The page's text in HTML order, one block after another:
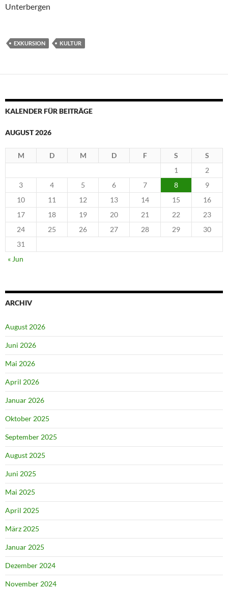
Unterbergen
EXKURSION KULTUR
KALENDER FÜR BEITRÄGE
AUGUST 2026
M D M D F S
S
1
2
3
4 5 6 7 8
9
10
11 12 13 14 15
16
17
18 19 20 21 22
23
24
25 26 27 28 29
30
31
« Jun
ARCHIV
August 2026
Juni 2026
Mai 2026
April 2026
Januar 2026
Oktober 2025
September 2025
August 2025
Juni 2025
Mai 2025
April 2025
März 2025
Januar 2025
Dezember 2024
November 2024